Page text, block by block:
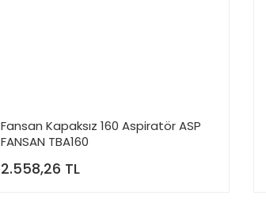
Fansan Kapaksız 160 Aspiratör ASP
FANSAN TBA160
2.558,26 TL